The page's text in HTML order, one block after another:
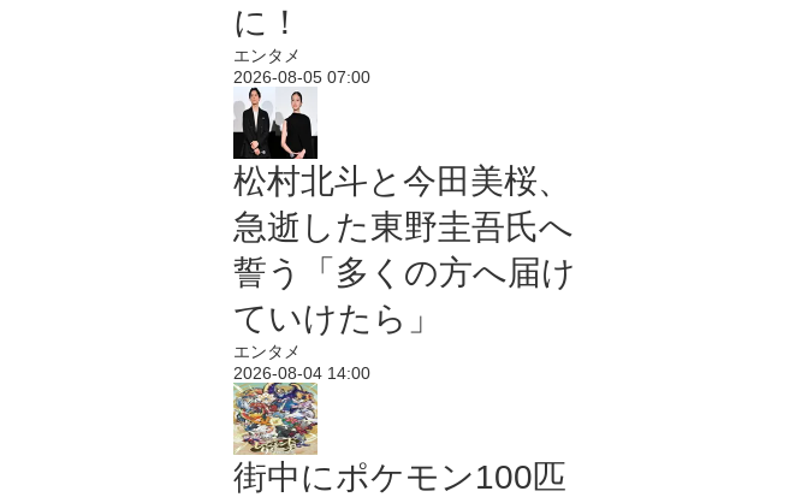
に！
エンタメ
2026-08-05 07:00
松村北斗と今田美桜、
急逝した東野圭吾氏へ
誓う「多くの方へ届け
ていけたら」
エンタメ
2026-08-04 14:00
街中にポケモン100匹